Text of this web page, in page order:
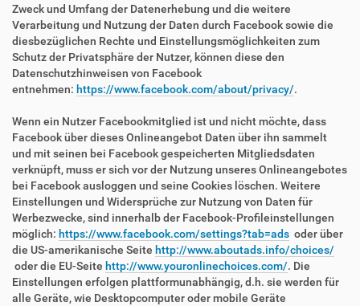
Zweck und Umfang der Datenerhebung und die weitere
Verarbeitung und Nutzung der Daten durch Facebook sowie die
diesbezüglichen Rechte und Einstellungsmöglichkeiten zum
Schutz der Privatsphäre der Nutzer, können diese den
Datenschutzhinweisen von Facebook
entnehmen: https://www.facebook.com/about/privacy/.
Wenn ein Nutzer Facebookmitglied ist und nicht möchte, dass
Facebook über dieses Onlineangebot Daten über ihn sammelt
und mit seinen bei Facebook gespeicherten Mitgliedsdaten
verknüpft, muss er sich vor der Nutzung unseres Onlineangebotes
bei Facebook ausloggen und seine Cookies löschen. Weitere
Einstellungen und Widersprüche zur Nutzung von Daten für
Werbezwecke, sind innerhalb der Facebook-Profileinstellungen
möglich: https://www.facebook.com/settings?tab=ads oder über
die US-amerikanische Seite http://www.aboutads.info/choices/
oder die EU-Seite http://www.youronlinechoices.com/. Die
Einstellungen erfolgen plattformunabhängig, d.h. sie werden für
alle Geräte, wie Desktopcomputer oder mobile Geräte